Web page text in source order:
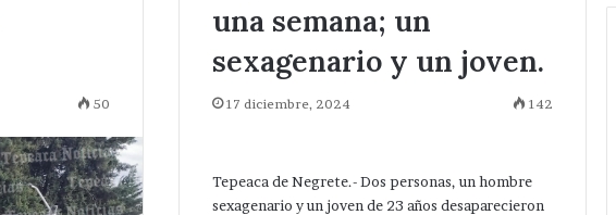
50
una semana; un
sexagenario y un joven.
17 diciembre, 2024 142
Tepeaca de Negrete.- Dos personas, un hombre
sexagenario y un joven de 23 años desaparecieron